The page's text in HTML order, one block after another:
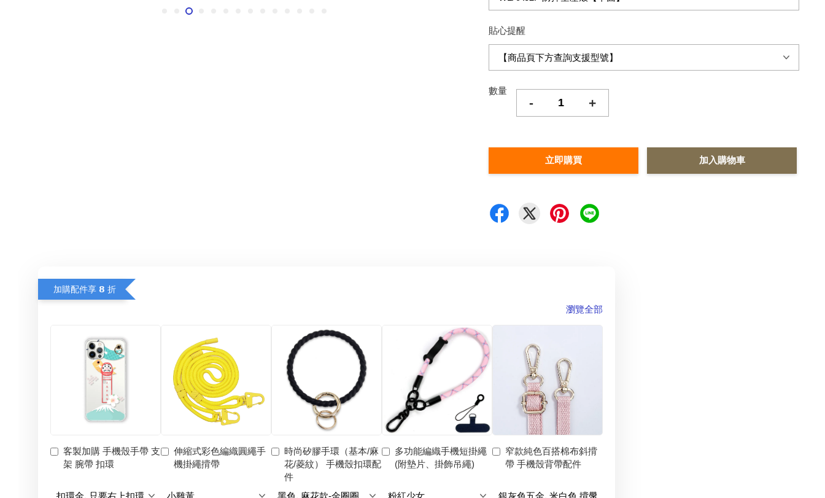
貼心提醒
數量
- +
立即購買 加入購物車
加購配件享 𝟴 折
瀏覽全部
客製加購 手機殼手帶 支
架 腕帶 扣環
伸縮式彩色編織圓繩手
機掛繩揹帶
時尚矽膠手環（基本/麻
花/菱紋） 手機殼扣環配
件
多功能編織手機短掛繩
(附墊片、掛飾吊繩)
窄款純色百搭棉布斜揹
帶 手機殼背帶配件